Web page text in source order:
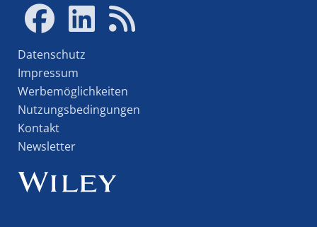
Datenschutz
Impressum
Werbemöglichkeiten
Nutzungsbedingungen
Kontakt
Newsletter